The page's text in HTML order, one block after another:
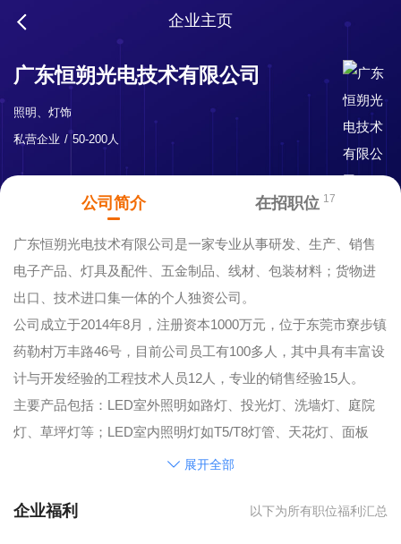
企业主页
广东恒朔光电技术有限公司
照明、灯饰
私营企业
50-200人
公司简介 在招职位 17
广东恒朔光电技术有限公司是一家专业从事研发、生产、销售
电子产品、灯具及配件、五金制品、线材、包装材料；货物进
出口、技术进口集一体的个人独资公司。
公司成立于2014年8月，注册资本1000万元，位于东莞市寮步镇
药勒村万丰路46号，目前公司员工有100多人，其中具有丰富设
计与开发经验的工程技术人员12人，专业的销售经验15人。
主要产品包括：LED室外照明如路灯、投光灯、洗墙灯、庭院
灯、草坪灯等；LED室内照明灯如T5/T8灯管、天花灯、面板
灯、台灯、壁灯、LED镜前灯、床头柜台灯、吊灯、LED吸顶灯
决问题。
展开全部
企业福利 以下为所有职位福利汇总